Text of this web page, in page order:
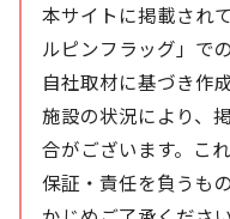
本サイトに掲載され
ルピンフラッグ」で
自社取材に基づき作
施設の状況により、
合がございます。こ
保証・責任を負うも